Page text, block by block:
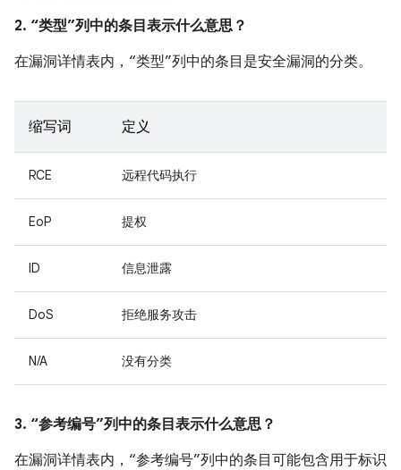
2. “类型”列中的条目表示什么意思？
在漏洞详情表内，“类型”列中的条目是安全漏洞的分类。
缩写词 定义
RCE 远程代码执行
EoP 提权
ID 信息泄露
DoS 拒绝服务攻击
N/A 没有分类
3. “参考编号”列中的条目表示什么意思？
在漏洞详情表内，“参考编号”列中的条目可能包含用于标识